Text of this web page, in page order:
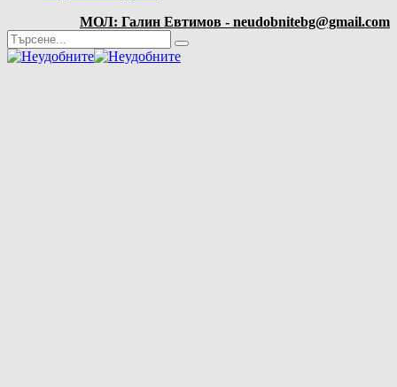
МОЛ: Галин Евтимов - neudobnitebg@gmail.com